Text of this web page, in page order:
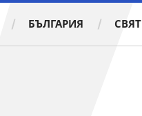
БЪЛГАРИЯ СВЯТ